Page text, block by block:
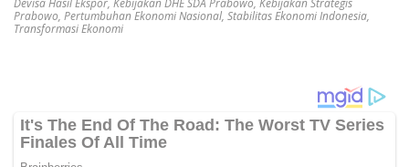
Prabowo, Pertumbuhan Ekonomi Nasional, Stabilitas Ekonomi Indonesia,
Transformasi Ekonomi